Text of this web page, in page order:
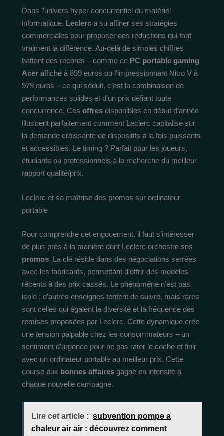
Dans l’univers hyper concurrentiel du matériel
informatique, Leclerc a su affiner ses stratégies
commerciales pour proposer des réductions qui font
vraiment la différence. Au-delà de simples chiffres
battant des records – comme ce PC portable gaming
Acer affiché à 899 euros ou l’impressionnant Nitro V à
979 euros – ce qui séduit, c’est la combinaison de
performances solides et d’un prix défiant toute
concurrence. Ces offres disponibles en début d’année
illustrent parfaitement comment Leclerc capitalise sur
la demande croissante de dispositifs à la fois puissants
et accessibles. Le timing ? Parfait pour les joueurs,
étudiants ou professionnels à la recherche du meilleur
rapport qualité/prix.
Leclerc et sa maîtrise des promos sur ordinateur
portable
Pour comprendre cet engouement, il faut s’intéresser
de plus près à la manière dont Leclerc orchestre ses
promos. La clé réside dans des négociations serrées
avec les fabricants, permettant d’offrir des modèles
récents à des prix cassés. Le phénomène n’est pas
isolé : d’autres enseignes tentent de suivre, mais rares
sont celles qui égalent la diversité et la fréquence des
remises proposées par Leclerc. Cette dynamique crée
une tension palpable chez les consommateurs – un
sentiment d’urgence pour ne pas rater le coche et finir
avec un ordinateur portable au meilleur prix. Cette
course aux bonnes affaires gagne en intensité à
chaque nouvelle campagne.
Lire cet article : subvention pompe a
chaleur air air : découvrez comment